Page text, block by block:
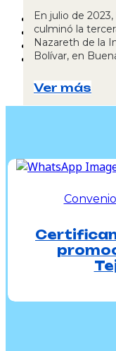
Programas
Impacto Social
Contacto
Español
English
En julio de
culminó la
Nazareth de la
Bolívar, en
Ver más